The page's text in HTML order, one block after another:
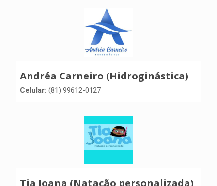
Andréa Carneiro (Hidroginástica)
Celular: (81) 99612-0127
Tia Joana (Natação personalizada)